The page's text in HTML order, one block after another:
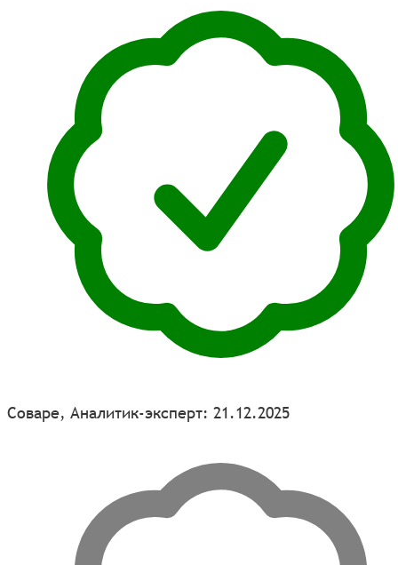
Соваре, Аналитик-эксперт: 21.12.2025